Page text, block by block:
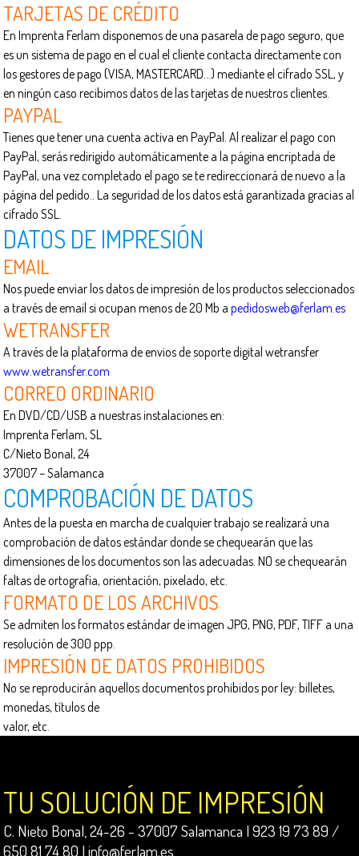
TARJETAS DE CRÉDITO
En Imprenta Ferlam disponemos de una pasarela de pago seguro, que
es un sistema de pago en el cual el cliente contacta directamente con
los gestores de pago (VISA, MASTERCARD…) mediante el cifrado SSL, y
en ningún caso recibimos datos de las tarjetas de nuestros clientes.
PAYPAL
Tienes que tener una cuenta activa en PayPal. Al realizar el pago con
PayPal, serás redirigido automáticamente a la página encriptada de
PayPal, una vez completado el pago se te redireccionará de nuevo a la
página del pedido.. La seguridad de los datos está garantizada gracias al
cifrado SSL.
DATOS DE IMPRESIÓN
EMAIL
Nos puede enviar los datos de impresión de los productos seleccionados
a través de email si ocupan menos de 20 Mb apedidosweb@ferlam.es
WETRANSFER
A través de la plataforma de envios de soporte digital wetransfer
www.wetransfer.com
CORREO ORDINARIO
En DVD/CD/USB a nuestras instalaciones en:
Imprenta Ferlam, SL
C/Nieto Bonal, 24
37007 – Salamanca
COMPROBACIÓN DE DATOS
Antes de la puesta en marcha de cualquier trabajo se realizará una
comprobación de datos estándar donde se chequearán que las
dimensiones de los documentos son las adecuadas. NO se chequearán
faltas de ortografía, orientación, pixelado, etc.
FORMATO DE LOS ARCHIVOS
Se admiten los formatos estándar de imagen JPG, PNG, PDF, TIFF a una
resolución de 300 ppp.
IMPRESIÓN DE DATOS PROHIBIDOS
No se reproducirán aquellos documentos prohibidos por ley: billetes,
monedas, títulos de
valor, etc.
TU SOLUCIÓN DE IMPRESIÓN
C. Nieto Bonal, 24-26 - 37007 Salamanca | 923 19 73 89 /
650 81 74 80 |info@ferlam.es